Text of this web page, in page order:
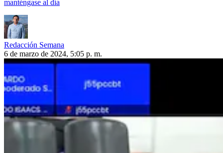
manténgase al día
Redacción Semana
6 de marzo de 2024, 5:05 p. m.